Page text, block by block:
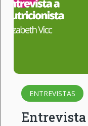
ENTREVISTAS
Entrevista